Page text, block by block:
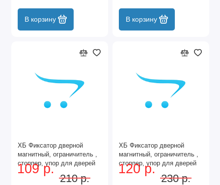
В корзину В корзину
ХБ Фиксатор дверной
магнитный, ограничитель ,
стоппер, упор для дверей
"Боковик" Цвет: PB -
109 р.
210 р.
ХБ Фиксатор дверной
магнитный, ограничитель ,
стоппер, упор для дверей
"Боковик" Цвет: SN -
Матовый никель
120 р.
230 р.